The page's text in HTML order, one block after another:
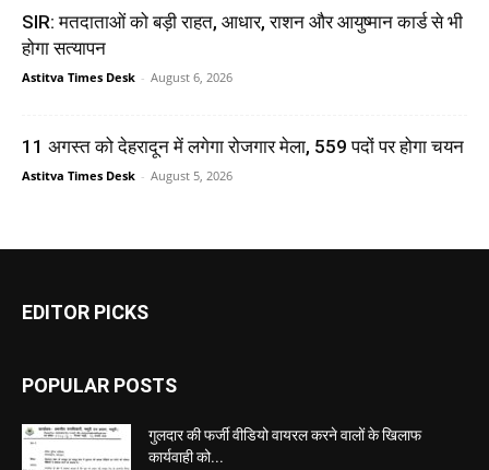
SIR: मतदाताओं को बड़ी राहत, आधार, राशन और आयुष्मान कार्ड से भी
होगा सत्यापन
Astitva Times Desk - August 6, 2026
11 अगस्त को देहरादून में लगेगा रोजगार मेला, 559 पदों पर होगा चयन
Astitva Times Desk - August 5, 2026
EDITOR PICKS
POPULAR POSTS
गुलदार की फर्जी वीडियो वायरल करने वालों के खिलाफ
कार्यवाही को...